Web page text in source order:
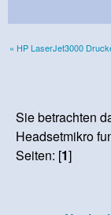
« HP LaserJet3000
Sie betrachten
Headsetmikro
Seiten: [1]